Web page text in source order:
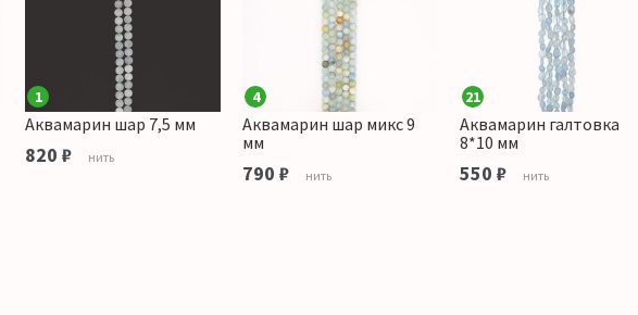
1
Аквамарин шар 7,5 мм
820 ₽ нить
4
Аквамарин шар микс 9
мм
790 ₽ нить
21
Аквамарин галтовка
8*10 мм
550 ₽ нить